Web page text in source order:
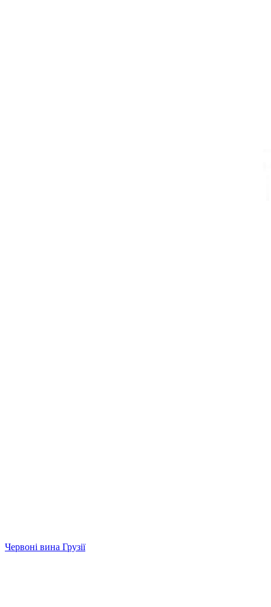
Червоні вина Грузії